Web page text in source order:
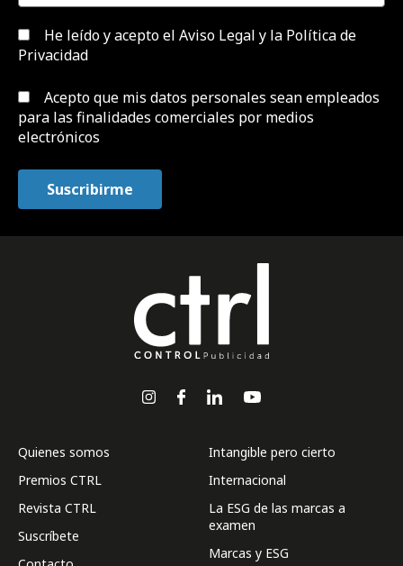
He leído y acepto el Aviso Legal y la Política de
Privacidad
Acepto que mis datos personales sean empleados
para las finalidades comerciales por medios
electrónicos
Quienes somos
Premios CTRL
Revista CTRL
Suscríbete
Intangible pero cierto
Internacional
La ESG de las marcas a
examen
Marcas y ESG